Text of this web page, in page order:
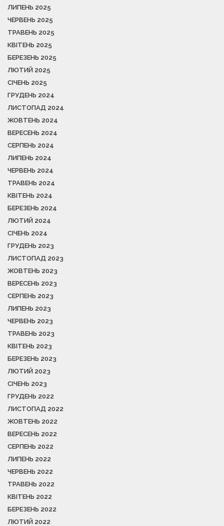
ЛИПЕНЬ 2025
ЧЕРВЕНЬ 2025
ТРАВЕНЬ 2025
КВІТЕНЬ 2025
БЕРЕЗЕНЬ 2025
ЛЮТИЙ 2025
СІЧЕНЬ 2025
ГРУДЕНЬ 2024
ЛИСТОПАД 2024
ЖОВТЕНЬ 2024
ВЕРЕСЕНЬ 2024
СЕРПЕНЬ 2024
ЛИПЕНЬ 2024
ЧЕРВЕНЬ 2024
ТРАВЕНЬ 2024
КВІТЕНЬ 2024
БЕРЕЗЕНЬ 2024
ЛЮТИЙ 2024
СІЧЕНЬ 2024
ГРУДЕНЬ 2023
ЛИСТОПАД 2023
ЖОВТЕНЬ 2023
ВЕРЕСЕНЬ 2023
СЕРПЕНЬ 2023
ЛИПЕНЬ 2023
ЧЕРВЕНЬ 2023
ТРАВЕНЬ 2023
КВІТЕНЬ 2023
БЕРЕЗЕНЬ 2023
ЛЮТИЙ 2023
СІЧЕНЬ 2023
ГРУДЕНЬ 2022
ЛИСТОПАД 2022
ЖОВТЕНЬ 2022
ВЕРЕСЕНЬ 2022
СЕРПЕНЬ 2022
ЛИПЕНЬ 2022
ЧЕРВЕНЬ 2022
ТРАВЕНЬ 2022
КВІТЕНЬ 2022
БЕРЕЗЕНЬ 2022
ЛЮТИЙ 2022